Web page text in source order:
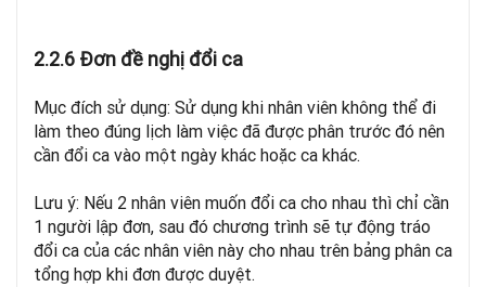
2.2.6 Đơn đề nghị đổi ca
Mục đích sử dụng: Sử dụng khi nhân viên không thể đi
làm theo đúng lịch làm việc đã được phân trước đó nên
cần đổi ca vào một ngày khác hoặc ca khác.
Lưu ý: Nếu 2 nhân viên muốn đổi ca cho nhau thì chỉ cần
1 người lập đơn, sau đó chương trình sẽ tự động tráo
đổi ca của các nhân viên này cho nhau trên bảng phân ca
tổng hợp khi đơn được duyệt.